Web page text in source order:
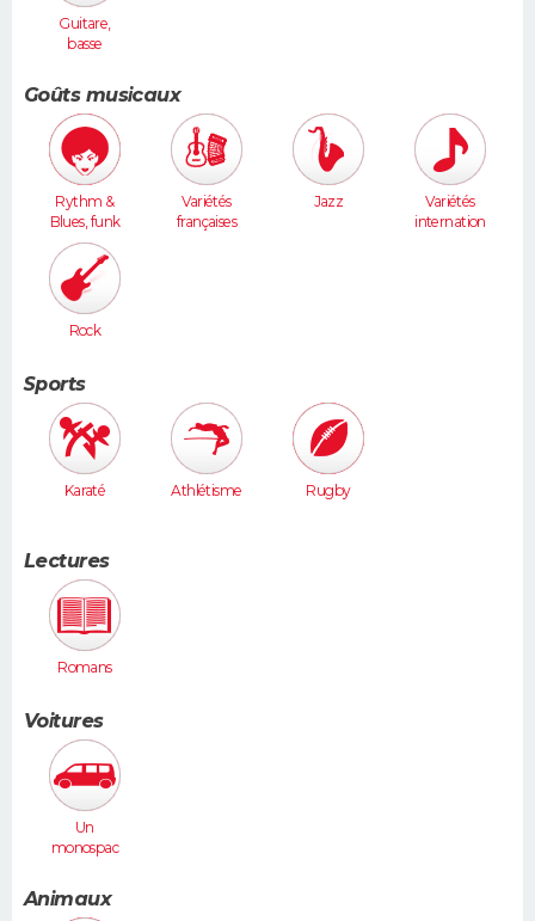
Guitare,
basse
Goûts musicaux
Rythm &
Blues, funk
Variétés
françaises
Jazz
Variétés
internation
Rock
Sports
Karaté Athlétisme Rugby
Lectures
Romans
Voitures
Un
monospac
Xsara
Animaux